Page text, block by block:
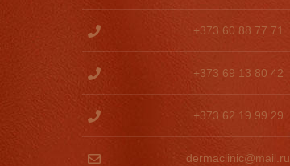
+373 60 88 77 71
+373 69 13 80 42
+373 62 19 99 29
dermaclinic@mail.ru